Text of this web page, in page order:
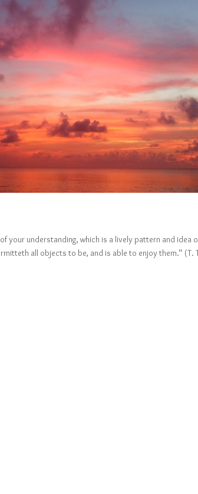
your understanding, which is a lively pattern and idea
all objects to be, and is able to enjoy them.“ (T.